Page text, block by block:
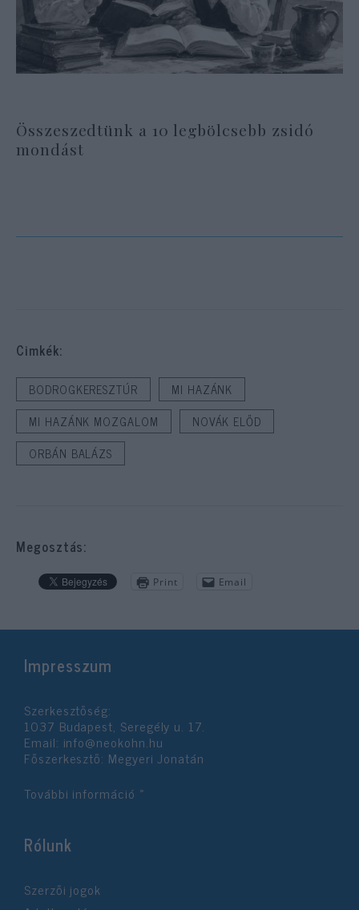
Összeszedtünk a 10 legbölcsebb zsidó
mondást
Cimkék:
BODROGKERESZTÚR
MI HAZÁNK
MI HAZÁNK MOZGALOM
NOVÁK ELŐD
ORBÁN BALÁZS
Megosztás:
Print Email
Impresszum
Szerkesztőség:
1037 Budapest, Seregély u. 17.
Email: info@neokohn.hu
Főszerkesztő: Megyeri Jonatán
További információ »
Rólunk
Szerzői jogok